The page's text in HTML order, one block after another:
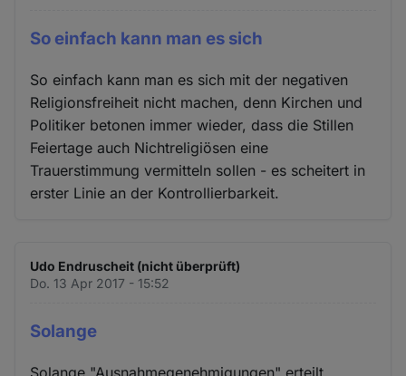
So einfach kann man es sich
So einfach kann man es sich mit der negativen
Religionsfreiheit nicht machen, denn Kirchen und
Politiker betonen immer wieder, dass die Stillen
Feiertage auch Nichtreligiösen eine
Trauerstimmung vermitteln sollen - es scheitert in
erster Linie an der Kontrollierbarkeit.
Udo Endruscheit (nicht überprüft)
Do. 13 Apr 2017 - 15:52
Solange
Solange "Ausnahmegenehmigungen" erteilt